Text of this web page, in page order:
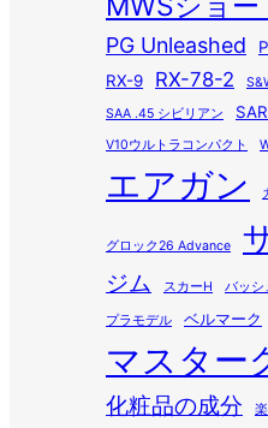
PG Unleashed
RX-9 RX-78-2
SAA .45 シビリアン
V10ウルトラコンパクト
エアガン
グロック26 Advance
ジム スカーH バッシ
プラモデル ベルマーク
マスター
化粧品の成分